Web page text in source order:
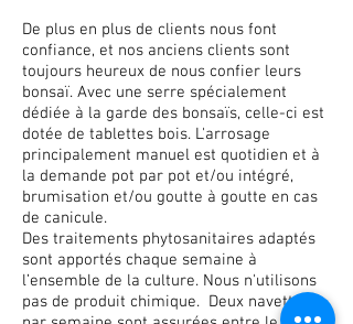
De plus en plus de clients nous font
confiance, et nos anciens clients sont
toujours heureux de nous confier leurs
bonsaï. Avec une serre spécialement
dédiée à la garde des bonsaïs, celle-ci est
dotée de tablettes bois. L'arrosage
principalement manuel est quotidien et à
la demande pot par pot et/ou intégré,
brumisation et/ou goutte à goutte en cas
de canicule.
Des traitements phytosanitaires adaptés
sont apportés chaque semaine à
l’ensemble de la culture. Nous n'utilisons
pas de produit chimique. Deux navettes